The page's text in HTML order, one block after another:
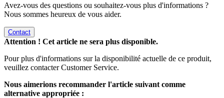
Avez-vous des questions ou souhaitez-vous plus d'informations ?
Nous sommes heureux de vous aider.
Contact
Attention ! Cet article ne sera plus disponible.
Pour plus d'informations sur la disponibilité actuelle de ce produit,
veuillez contacter Customer Service.
Nous aimerions recommander l'article suivant comme
alternative appropriée :